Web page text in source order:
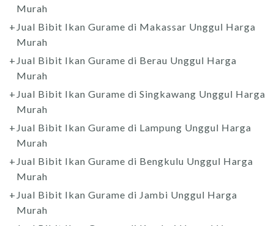
Murah
Jual Bibit Ikan Gurame di Makassar Unggul Harga
Murah
Jual Bibit Ikan Gurame di Berau Unggul Harga
Murah
Jual Bibit Ikan Gurame di Singkawang Unggul Harga
Murah
Jual Bibit Ikan Gurame di Lampung Unggul Harga
Murah
Jual Bibit Ikan Gurame di Bengkulu Unggul Harga
Murah
Jual Bibit Ikan Gurame di Jambi Unggul Harga
Murah